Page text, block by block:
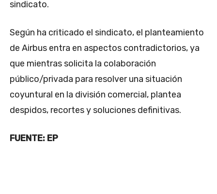
sindicato.
Según ha criticado el sindicato, el planteamiento
de Airbus entra en aspectos contradictorios, ya
que mientras solicita la colaboración
público/privada para resolver una situación
coyuntural en la división comercial, plantea
despidos, recortes y soluciones definitivas.
FUENTE: EP